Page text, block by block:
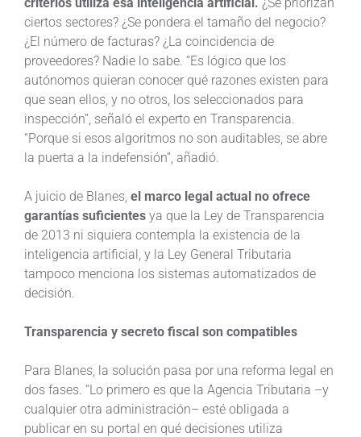
ciertos sectores? ¿Se pondera el tamaño del negocio?
¿El número de facturas? ¿La coincidencia de
proveedores? Nadie lo sabe. “Es lógico que los
autónomos quieran conocer qué razones existen para
que sean ellos, y no otros, los seleccionados para
inspección”, señaló el experto en Transparencia.
“Porque si esos algoritmos no son auditables, se abre
la puerta a la indefensión”, añadió.
A juicio de Blanes, el marco legal actual no ofrece
garantías suficientes ya que la Ley de Transparencia
de 2013 ni siquiera contempla la existencia de la
inteligencia artificial, y la Ley General Tributaria
tampoco menciona los sistemas automatizados de
decisión.
Transparencia y secreto fiscal son compatibles
Para Blanes, la solución pasa por una reforma legal en
dos fases. “Lo primero es que la Agencia Tributaria –y
cualquier otra administración– esté obligada a
publicar en su portal en qué decisiones utiliza